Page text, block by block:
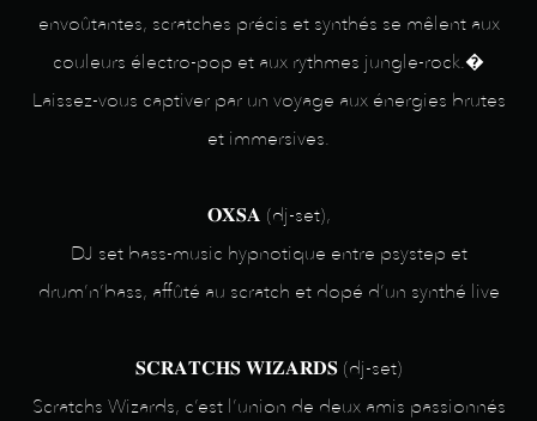
envoûtantes, scratches précis et synthés se mêlent aux
couleurs électro-pop et aux rythmes jungle-rock.�
Laissez-vous captiver par un voyage aux énergies brutes
et immersives.
𝐎𝐗𝐒𝐀 (dj-set),
DJ set bass-music hypnotique entre psystep et
drum’n’bass, affûté au scratch et dopé d’un synthé live
𝐒𝐂𝐑𝐀𝐓𝐂𝐇𝐒 𝐖𝐈𝐙𝐀𝐑𝐃𝐒 (dj-set)
Scratchs Wizards, c’est l’union de deux amis passionnés